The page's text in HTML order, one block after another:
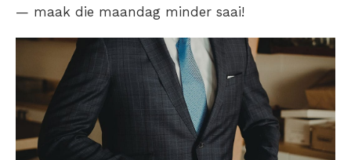
— maak die maandag minder saai!